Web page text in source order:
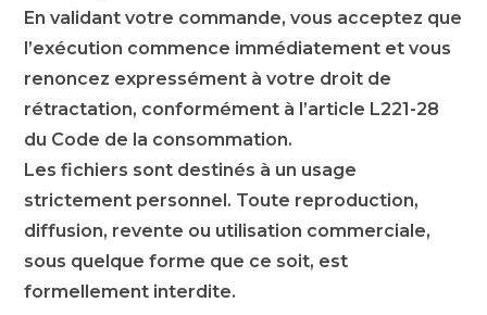
En validant votre commande, vous acceptez que
l’exécution commence immédiatement et vous
renoncez expressément à votre droit de
rétractation, conformément à l’article L221-28
du Code de la consommation.
Les fichiers sont destinés à un usage
strictement personnel. Toute reproduction,
diffusion, revente ou utilisation commerciale,
sous quelque forme que ce soit, est
formellement interdite.